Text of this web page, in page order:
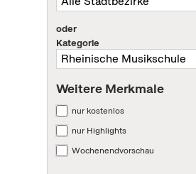
oder
Kategorie
Weitere Merkmale
nur kostenlos
nur Highlights
Wochenendvorschau